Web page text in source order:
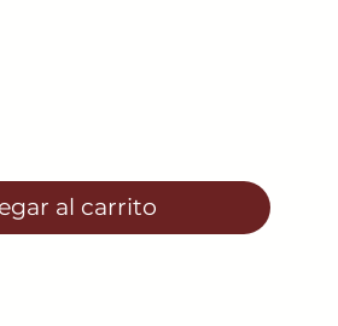
al carrito